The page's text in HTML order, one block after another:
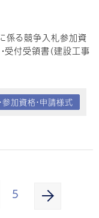
る競争入札参加資
付受領書（建設工事
参加資格・申請様式
5